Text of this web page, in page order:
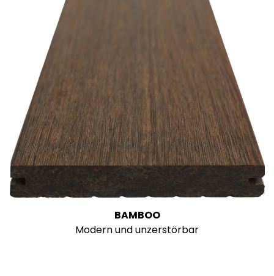
BAMBOO
Modern und unzerstörbar